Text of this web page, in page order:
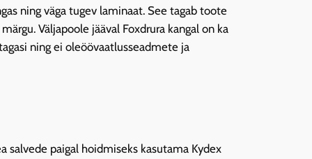
ning väga tugev laminaat. See tagab toote
Väljapoole jääval Foxdrura kangal on ka
ning ei oleöövaatlusseadmete ja
paigal hoidmiseks kasutama Kydex